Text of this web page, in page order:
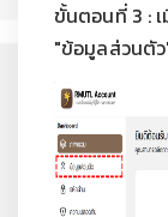
ขั้นตอนที่ 3 :
"ข้อมูลส่วนตั